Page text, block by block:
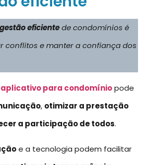
gestão eficientede condomínios é
conflitos e manter a confiança dos
aplicativo para condomíniopode
, otimizar a prestação
a participação de todos.
e a tecnologia podem facilitar